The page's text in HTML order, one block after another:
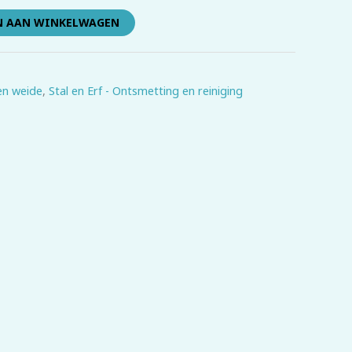
AAN WINKELWAGEN
weide, Stal en Erf - Ontsmetting en reiniging